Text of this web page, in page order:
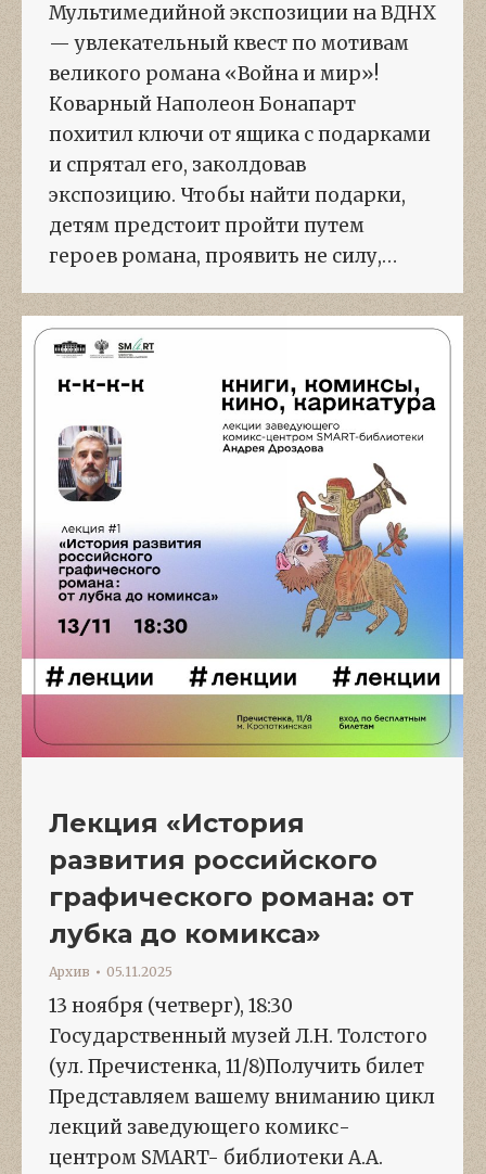
Мультимедийной экспозиции на ВДНХ
— увлекательный квест по мотивам
великого романа «Война и мир»!
Коварный Наполеон Бонапарт
похитил ключи от ящика с подарками
и спрятал его, заколдовав
экспозицию. Чтобы найти подарки,
детям предстоит пройти путем
героев романа, проявить не силу,…
Лекция «История
развития российского
графического романа: от
лубка до комикса»
Архив 05.11.2025
13 ноября (четверг), 18:30
Государственный музей Л.Н. Толстого
(ул. Пречистенка, 11/8)Получить билет
Представляем вашему вниманию цикл
лекций заведующего комикс-
центром SMART- библиотеки А.А.